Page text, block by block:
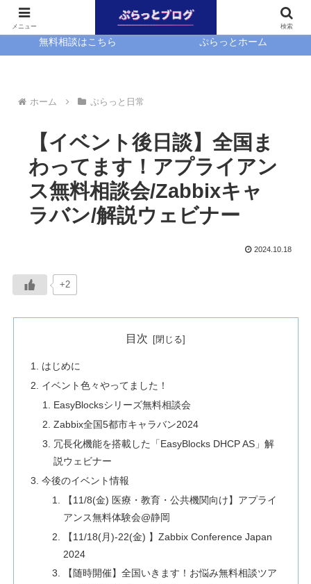
無料相談はこちら ぷらっとホーム
ホーム ぷらっと日常
【イベント後日談】全国ま
わってます！アプライアン
ス無料相談会/Zabbixキャ
ラバン/解説ウェビナー
2024.10.18
+2
目次
はじめに
イベント色々やってました！
EasyBlocksシリーズ無料相談会
Zabbix全国5都市キャラバン2024
冗長化機能を搭載した「EasyBlocks DHCP AS」解
説ウェビナー
今後のイベント情報
【11/8(金) 医療・教育・公共機関向け】アプライ
アンス無料体験会@静岡
【11/18(月)-22(金) 】Zabbix Conference Japan
2024
【随時開催】全国いきます！お悩み無料相談ツア
メニュー 検索